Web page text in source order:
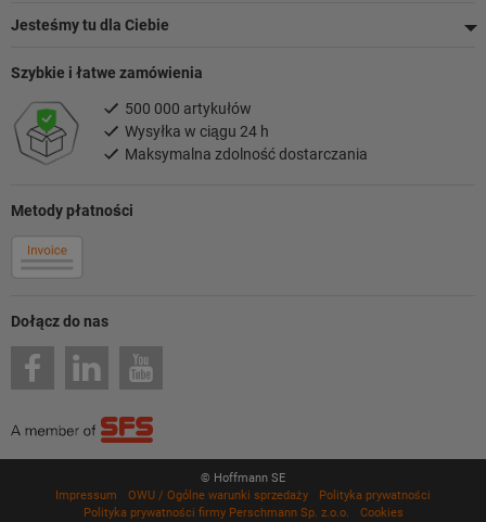
Jesteśmy tu dla Ciebie
Dołącz do nas
Metody płatności
Szybkie i łatwe zamówienia
500 000 artykułów
Wysyłka w ciągu 24 h
Maksymalna zdolność dostarczania
© Hoffmann SE
Impressum
OWU / Ogólne warunki sprzedaży
Polityka prywatności
Polityka prywatności firmy Perschmann Sp. z.o.o.
Cookies